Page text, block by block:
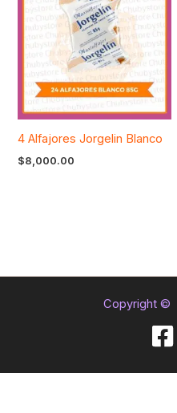
4 Alfajores Jorgelin Blanco
$8,000.00
Copyright ©